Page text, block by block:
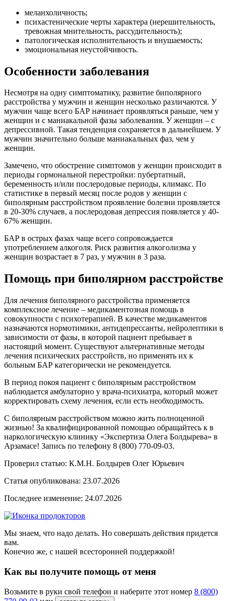
меланхоличность;
психастенические черты характера (нерешительность,
тревожная мнительность, рассудительность);
патологическая исполнительность и внушаемость;
эмоциональная неустойчивость.
Особенности заболевания
Несмотря на одну симптоматику, развитие биполярного
расстройства у мужчин и женщин несколько различаются. У
мужчин чаще всего БАР начинает проявляться раньше, чем у
женщин и с маниакальной фазы заболевания. У женщин – с
депрессивной. Такая тенденция сохраняется в дальнейшем. У
мужчин значительно больше маниакальных фаз, чем у
женщин.
Замечено, что обострение симптомов у женщин происходит в
периоды гормональной перестройки: пубертатный,
беременность и/или послеродовые периоды, климакс. По
статистике в первый месяц после родов у женщин с
биполярным расстройством проявление болезни проявляется
в 20-30% случаев, а послеродовая депрессия появляется у 40-
67% женщин.
БАР в острых фазах чаще всего сопровождается
употреблением алкоголя. Риск развития алкоголизма у
женщин возрастает в 7 раз, у мужчин в 3 раза.
Помощь при биполярном расстройстве
Для лечения биполярного расстройства применяется
комплексное лечение – медикаментозная помощь в
совокупности с психотерапией. В качестве медикаментов
назначаются нормотимики, антидепрессанты, нейролептики в
зависимости от фазы, в которой пациент пребывает в
настоящий момент. Существуют альтернативные методы
лечения психических расстройств, но применять их к
больным БАР категорически не рекомендуется.
В период покоя пациент с биполярным расстройством
наблюдается амбулаторно у врача-психиатра, который может
корректировать схему лечения, если есть необходимость.
С биполярным расстройством можно жить полноценной
жизнью! За квалифицированной помощью обращайтесь к в
наркологическую клинику «Экспертиза Олега Болдырева» в
Арзамасе! Запись по телефону 8 (800) 770-09-03.
Проверил статью: К.М.Н. Болдырев Олег Юрьевич
Статья опубликована: 23.07.2026
Последнее изменение: 24.07.2026
Мы знаем, что надо делать. Но совершать действия придется
вам.
Конечно же, с нашей всесторонней поддержкой!
Как вы получите помощь от меня
Возьмите в руки свой телефон и наберите этот номер 8 (800)